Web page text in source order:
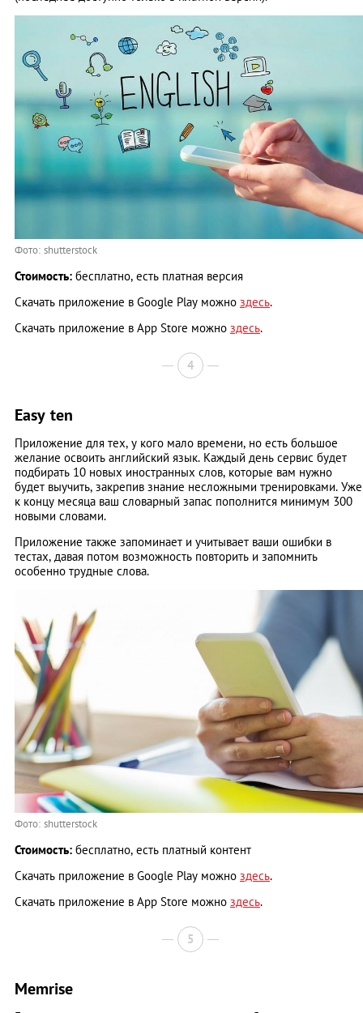
Фото: shutterstock
Стоимость: бесплатно, есть платная версия
Скачать приложение в Google Play можно здесь.
Скачать приложение в App Store можно здесь.
4
Easy ten
Приложение для тех, у кого мало времени, но есть большое
желание освоить английский язык. Каждый день сервис будет
подбирать 10 новых иностранных слов, которые вам нужно
будет выучить, закрепив знание несложными тренировками. Уже
к концу месяца ваш словарный запас пополнится минимум 300
новыми словами.
Приложение также запоминает и учитывает ваши ошибки в
тестах, давая потом возможность повторить и запомнить
особенно трудные слова.
Фото: shutterstock
Стоимость: бесплатно, есть платный контент
Скачать приложение в Google Play можно здесь.
Скачать приложение в App Store можно здесь.
5
Memrise